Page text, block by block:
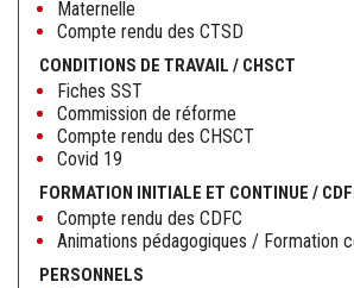
Maternelle
Compte rendu des CTSD
CONDITIONS DE TRAVAIL / CHSCT
Fiches SST
Commission de réforme
Compte rendu des CHSCT
Covid 19
FORMATION INITIALE ET CONTINUE /
Compte rendu des CDFC
Animations pédagogiques / Formation
PERSONNELS